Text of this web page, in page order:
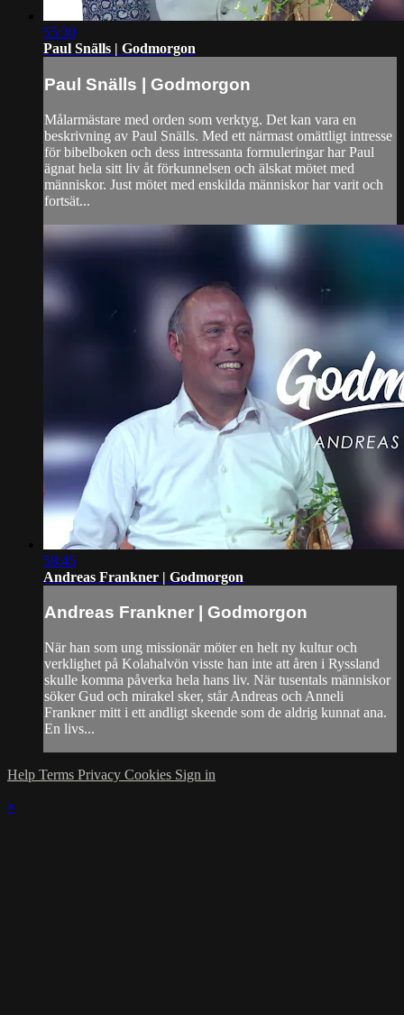
55:30
Paul Snälls | Godmorgon
Paul Snälls | Godmorgon
Målarmästare med orden som verktyg. Det kan vara en
beskrivning av Paul Snälls. Med ett närmast omättligt intresse
för bibelboken och dess intressanta formuleringar har Paul
ägnat hela sitt liv åt förkunnelsen och älskat mötet med
människor. Just mötet med enskilda människor har varit och
fortsät...
58:45
Andreas Frankner | Godmorgon
Andreas Frankner | Godmorgon
När han som ung missionär möter en helt ny kultur och
verklighet på Kolahalvön visste han inte att åren i Ryssland
skulle komma påverka hela hans liv. När tusentals människor
söker Gud och mirakel sker, står Andreas och Anneli
Frankner mitt i ett andligt skeende som de aldrig kunnat ana.
En livs...
Help Terms Privacy Cookies Sign in
×